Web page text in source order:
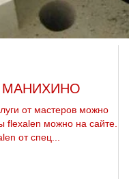
МАНИХИНО
от мастеров можно
flехalеn можно на сайте.
от спец...